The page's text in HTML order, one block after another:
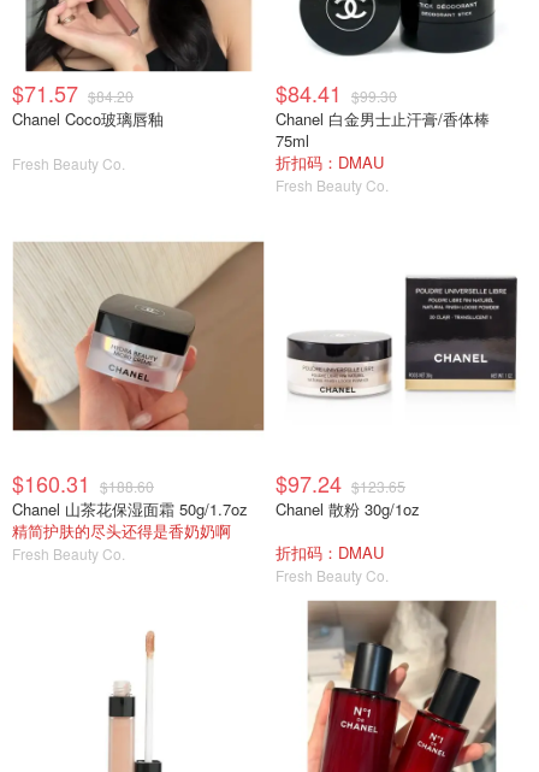
$71.57 $84.20
Chanel Coco玻璃唇釉
Fresh Beauty Co.
$84.41 $99.30
Chanel 白金男士止汗膏/香体棒
75ml
折扣码：DMAU
Fresh Beauty Co.
$160.31 $188.60
Chanel 山茶花保湿面霜 50g/1.7oz
精简护肤的尽头还得是香奶奶啊
Fresh Beauty Co.
$97.24 $123.65
Chanel 散粉 30g/1oz
折扣码：DMAU
Fresh Beauty Co.